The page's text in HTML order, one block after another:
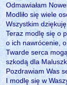
Odmawiałam
Modliło się wiele
Wszystkim dziękuję
Teraz modlę się o
o ich nawrócenie,
Twarde serca
szkodą dla
Pozdrawiam Was
I modlę się w